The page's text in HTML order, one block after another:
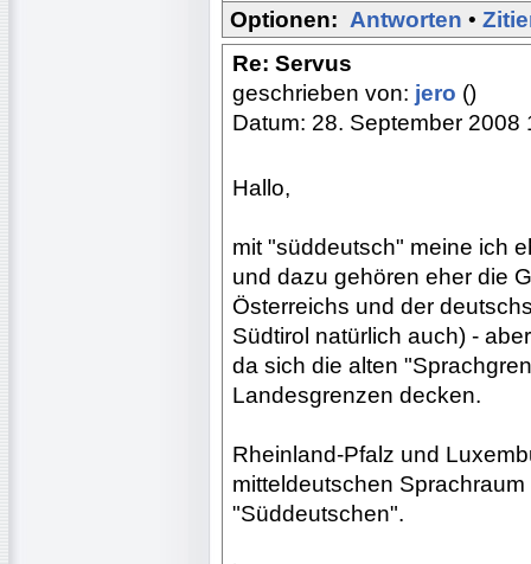
Optionen: Antworten •
Re: Servus
geschrieben von: jero ()
Datum: 28. September 2008
Hallo,
mit "süddeutsch" meine ich
und dazu gehören eher die
Österreichs und der
Südtirol natürlich auch) -
da sich die alten
Landesgrenzen decken.
Rheinland-Pfalz und
mitteldeutschen
"Süddeutschen".